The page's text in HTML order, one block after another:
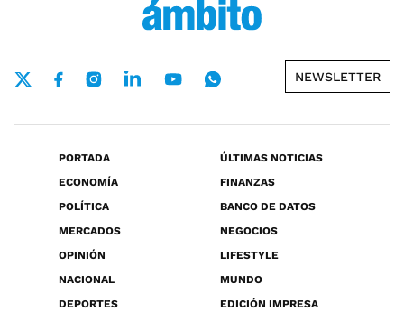
NEWSLETTER
PORTADA
ÚLTIMAS NOTICIAS
ECONOMÍA
FINANZAS
POLÍTICA
BANCO DE DATOS
MERCADOS
NEGOCIOS
OPINIÓN
LIFESTYLE
NACIONAL
MUNDO
DEPORTES
EDICIÓN IMPRESA